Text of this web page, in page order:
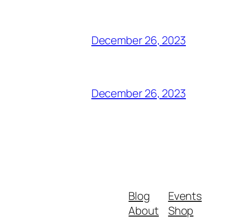
December 26, 2023
December 26, 2023
Blog
About
Events
Shop